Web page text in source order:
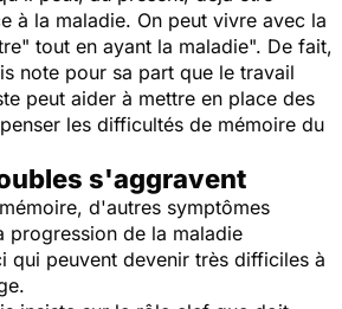
à la maladie. On peut vivre avec la
tout en ayant la maladie". De fait,
note pour sa part que le travail
peut aider à mettre en place des
les difficultés de mémoire du
s'aggravent
d'autres symptômes
progression de la maladie
qui peuvent devenir très difficiles à